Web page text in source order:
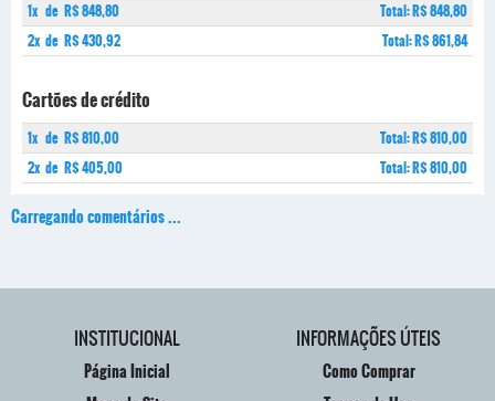
1x de R$ 848,80
Total: R$ 848,80
2x de R$ 430,92 Total: R$ 861,84
Cartões de crédito
1x de R$ 810,00
Total: R$ 810,00
2x de R$ 405,00 Total: R$ 810,00
Carregando comentários ...
INSTITUCIONAL
Página Inicial
INFORMAÇÕES ÚTEIS
Como Comprar